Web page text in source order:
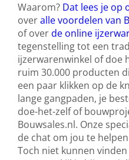
Waarom? Dat lees je op
overalle voordelen van
of overde online
tegenstelling tot een
ijzerwarenwinkel of doe
ruim 30.000 producten
een paar klikken op de
lange gangpaden, je
doe-het-zelf of
Bouwsales.nl. Onze
de chat om jou te
Toch niet kunnen